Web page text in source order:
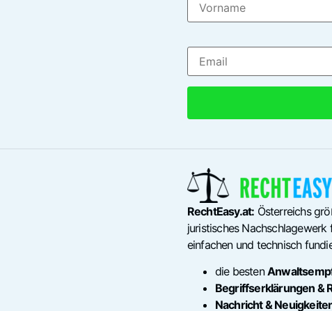
RechtEasy.at: Österreichs
juristisches Nachschlagewerk
einfachen und technisch
die besten
Begriffserklärungen &
Nachricht &